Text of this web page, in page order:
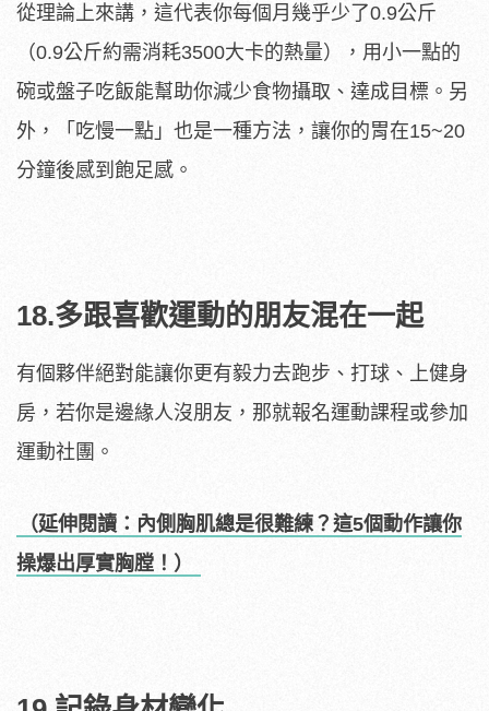
從理論上來講，這代表你每個月幾乎少了0.9公斤
（0.9公斤約需消耗3500大卡的熱量），用小一點的
碗或盤子吃飯能幫助你減少食物攝取、達成目標。另
外，「吃慢一點」也是一種方法，讓你的胃在15~20
分鐘後感到飽足感。
18.多跟喜歡運動的朋友混在一起
有個夥伴絕對能讓你更有毅力去跑步、打球、上健身
房，若你是邊緣人沒朋友，那就報名運動課程或參加
運動社團。
（延伸閱讀：內側胸肌總是很難練？這5個動作讓你
操爆出厚實胸膛！）